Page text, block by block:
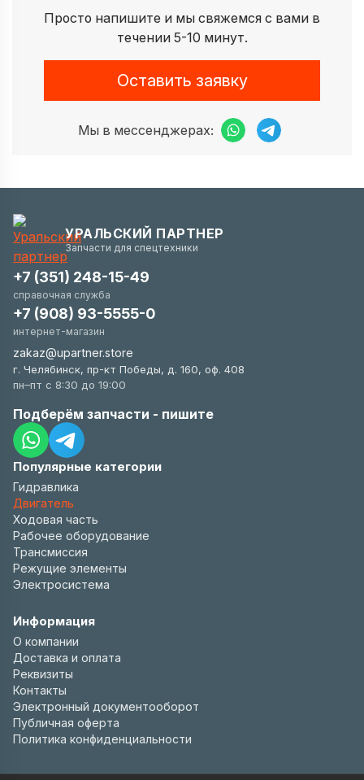
Просто напишите и мы свяжемся с вами в
течении 5-10 минут.
Оставить заявку
Мы в мессенджерах:
УРАЛЬСКИЙ ПАРТНЕР
Запчасти для спецтехники
Популярные категории
Гидравлика
Двигатель
Ходовая часть
Рабочее оборудование
Трансмиссия
Режущие элементы
Электросистема
Информация
О компании
Доставка и оплата
Реквизиты
Контакты
Электронный документооборот
Публичная оферта
Политика конфиденциальности
+7 (351) 248-15-49
справочная служба
+7 (908) 93-5555-0
интернет-магазин
zakaz@upartner.store
г. Челябинск, пр-кт Победы, д. 160, оф. 408
пн–пт с 8:30 до 19:00
Подберём запчасти - пишите